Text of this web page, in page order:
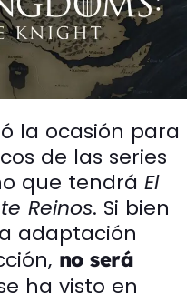
la ocasión para
de las series
que tendrá El
Reinos. Si bien
adaptación
no será
ha visto en